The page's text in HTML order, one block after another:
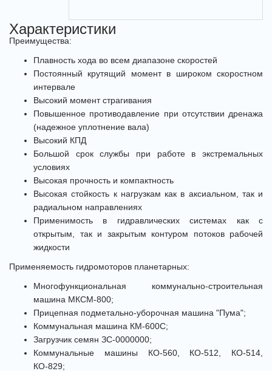
Характеристики
Преимущества:
Плавность хода во всем диапазоне скоростей
Постоянный крутящий момент в широком скоростном
интервале
Высокий момент страгивания
Повышенное противодавление при отсутствии дренажа
(надежное уплотнение вала)
Высокий КПД
Большой срок службы при работе в экстремальных
условиях
Высокая прочность и компактность
Высокая стойкость к нагрузкам как в аксиальном, так и
радиальном направлениях
Применимость в гидравлических системах как с
открытым, так и закрытым контуром потоков рабочей
жидкости
Применяемость гидромоторов планетарных:
Многофункциональная коммунально-строительная
машина МКСМ-800;
Прицепная подметально-уборочная машина "Пума";
Коммунальная машина КМ-600С;
Загрузчик семян ЗС-0000000;
Коммунальные машины КО-560, КО-512, КО-514,
КО-829;